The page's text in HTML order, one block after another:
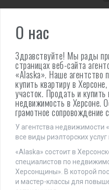
О нас
Здравствуйте! Мы рады
страницах веб-сайта
«Alaska». Наше агентство
купить квартиру в
участок. Продать и
недвижимость в Херсоне.
грамотное
У агентства недвижимости
все виды риэлторских
«Alaska» состоит в
специалистов по
Херсонщины». В которой
и мастер-классы для